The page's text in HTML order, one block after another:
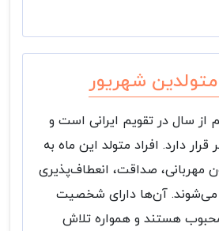
شهریور
از سال در تقویم ایرانی است و
دارد. افراد متولد این ماه به
صداقت، انعطاف‌پذیری
می‌شوند. آن‌ها دارای شخصیت
هستند و همواره تلاش